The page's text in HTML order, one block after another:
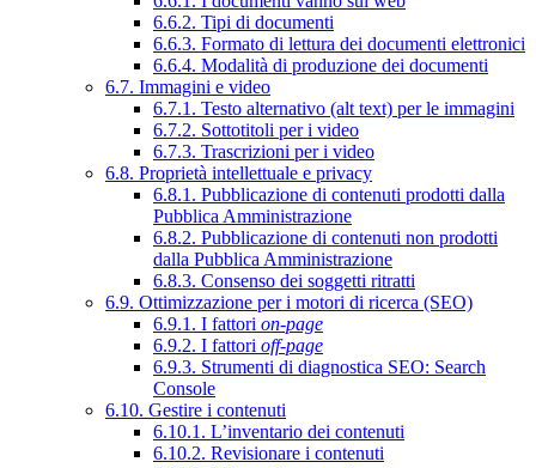
6.6.2. Tipi di documenti
6.6.3. Formato di lettura dei documenti elettronici
6.6.4. Modalità di produzione dei documenti
6.7. Immagini e video
6.7.1. Testo alternativo (alt text) per le immagini
6.7.2. Sottotitoli per i video
6.7.3. Trascrizioni per i video
6.8. Proprietà intellettuale e privacy
6.8.1. Pubblicazione di contenuti prodotti dalla
Pubblica Amministrazione
6.8.2. Pubblicazione di contenuti non prodotti
dalla Pubblica Amministrazione
6.8.3. Consenso dei soggetti ritratti
6.9. Ottimizzazione per i motori di ricerca (SEO)
6.9.1. I fattori on-page
6.9.2. I fattori off-page
6.9.3. Strumenti di diagnostica SEO: Search
Console
6.10. Gestire i contenuti
6.10.1. L’inventario dei contenuti
6.10.2. Revisionare i contenuti